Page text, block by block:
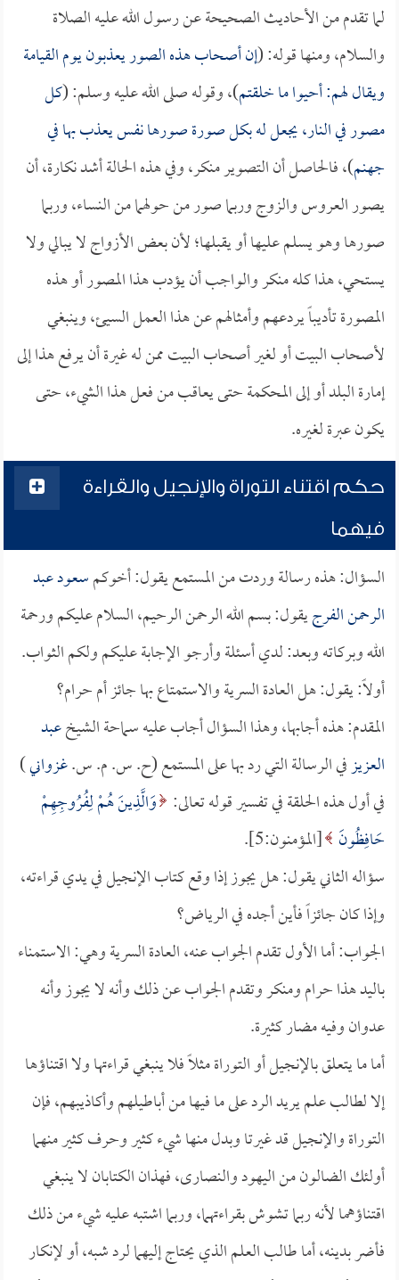
لما تقدم من الأحاديث الصحيحة عن رسول الله عليه الصلاة
والسلام، ومنها قوله: (إن أصحاب هذه الصور يعذبون يوم القيامة
ويقال لهم: أحيوا ما خلقتم)، وقوله صلى الله عليه وسلم: (كل
مصور في النار، يجعل له بكل صورة صورها نفس يعذب بها في
جهنم)، فالحاصل أن التصوير منكر، وفي هذه الحالة أشد نكارة، أن
يصور العروس والزوج وربما صور من حولهما من النساء، وربما
صورها وهو يسلم عليها أو يقبلها؛ لأن بعض الأزواج لا يبالي ولا
يستحي، هذا كله منكر والواجب أن يؤدب هذا المصور أو هذه
المصورة تأديباً يردعهم وأمثالهم عن هذا العمل السيئ، وينبغي
لأصحاب البيت أو لغير أصحاب البيت ممن له غيرة أن يرفع هذا إلى
إمارة البلد أو إلى المحكمة حتى يعاقب من فعل هذا الشيء، حتى
يكون عبرة لغيره.
حكم اقتناء التوراة والإنجيل والقراءة
فيهما
السؤال: هذه رسالة وردت من المستمع يقول: أخوكمسعود عبد
الرحمن الفرجيقول: بسم الله الرحمن الرحيم، السلام عليكم ورحمة
الله وبركاته وبعد: لدي أسئلة وأرجو الإجابة عليكم ولكم الثواب.
أولاً: يقول: هل العادة السرية والاستمتاع بها جائز أم حرام؟
المقدم: هذه أجابها، وهذا السؤال أجاب عليه سماحة الشيخعبد
العزيزفي الرسالة التي رد بها على المستمع (ح. س. م. س.غزواني)
في أول هذه الحلقة في تفسير قوله تعالى: وَالَّذِينَ هُمْ لِفُرُوجِهِمْ
حَافِظُونَ [المؤمنون:5].
سؤاله الثاني يقول: هل يجوز إذا وقع كتاب الإنجيل في يدي قراءته،
وإذا كان جائزاً فأين أجده في الرياض؟
الجواب: أما الأول تقدم الجواب عنه، العادة السرية وهي: الاستمناء
باليد هذا حرام ومنكر وتقدم الجواب عن ذلك وأنه لا يجوز وأنه
عدوان وفيه مضار كثيرة.
أما ما يتعلق بالإنجيل أو التوراة مثلاً فلا ينبغي قراءتها ولا اقتناؤها
إلا لطالب علم يريد الرد على ما فيها من أباطيلهم وأكاذيبهم، فإن
التوراة والإنجيل قد غيرتا وبدل منها شيء كثير وحرف كثير منهما
أولئك الضالون من اليهود والنصارى، فهذان الكتابان لا ينبغي
اقتناؤهما لأنه ربما تشوش بقراءتهما، وربما اشتبه عليه شيء من ذلك
فأضر بدينه، أما طالب العلم الذي يحتاج إليهما لرد شبه، أو لإنكار